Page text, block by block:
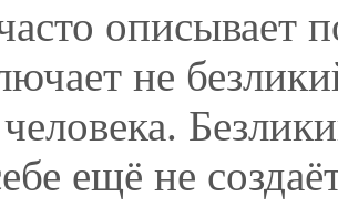
описывает
не
ещё не